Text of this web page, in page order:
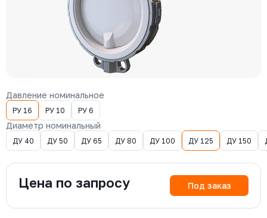
Давление номинальное
РУ 16 РУ 10 РУ 6
Диаметр номинальный
ДУ 40 ДУ 50 ДУ 65 ДУ 80 ДУ 100 ДУ 125 ДУ 150
Цена по запросу Под заказ